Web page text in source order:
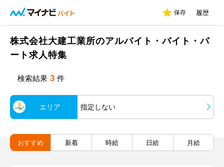
保存 履歴
株式会社大建工業所のアルバイト・バイト・パ
ート求人特集
検索結果 3 件
エリア 指定しない
おすすめ 新着 時給 日給 月給